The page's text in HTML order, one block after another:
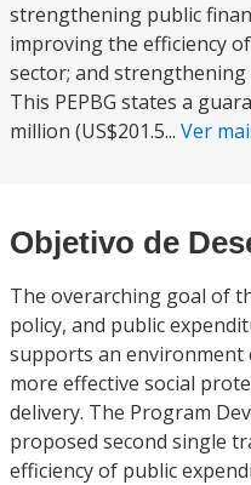
strengthening public
improving the efficiency
sector; and
This PEPBG states a
million (US$201.5... Ver
Objetivo de
The overarching goal of
policy, and public
supports an
more effective social
delivery. The Program
proposed second single
efficiency of public